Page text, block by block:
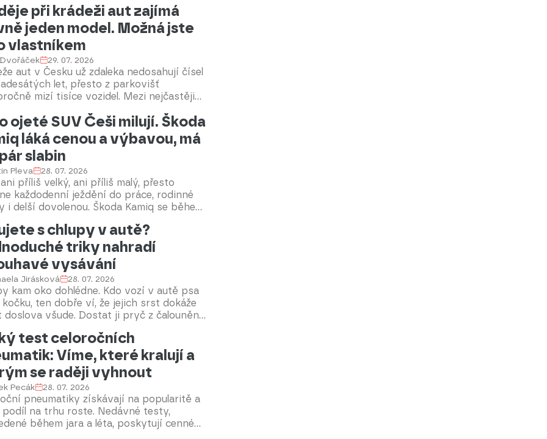
realitou. Přesto se objevila novinka,
rychle získala srdce mnoha řidičů –
Tento model se stal symbolem
dodnes vyvolává nostalgické
při krádeži aut zajímá
jeden model. Možná jste
vlastníkem
29. 07. 2026
aut v Česku už zdaleka nedosahují čísel
let, přesto z parkovišť
mizí tisíce vozidel. Mezi nejčastěji
bestseller. Jeho popularita usnadňuje
náhradních dílů majitelům, ze stejného
však může lákat také zloděje.
ojeté SUV Češi milují. Škoda
láká cenou a výbavou, má
slabin
Pleva 28. 07. 2026
příliš velký, ani příliš malý, přesto
každodenní ježdění do práce, rodinné
i delší dovolenou. Škoda Kamiq se během
trhu. V dalším díle seriálu Tipy na
jsme se podívali na nabídku Kamiqů
bazarech. Jak si vede jako ojetina
si dát při koupi pozor?
s chlupy v autě?
triky nahradí
vysávání
Jirásková 28. 07. 2026
kam oko dohlédne. Kdo vozí v autě psa
kočku, ten dobře ví, že jejich srst dokáže
doslova všude. Dostat ji pryč z čalounění
si s tím obvykle neporadí. Naštěstí
hned několik osvědčených fíglů, se
půjde úklid mnohem rychleji.
test celoročních
Víme, které kralují a
se raději vyhnout
Pecák 28. 07. 2026
pneumatiky získávají na popularitě a
podíl na trhu roste. Nedávné testy,
během jara a léta, poskytují cenné